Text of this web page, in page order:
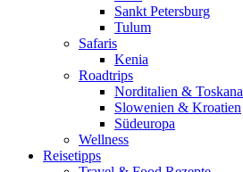
Sankt Petersburg
Tulum
Safaris
Kenia
Roadtrips
Norditalien & Toskana
Slowenien & Kroatien
Südeuropa
Wellness
Reisetipps